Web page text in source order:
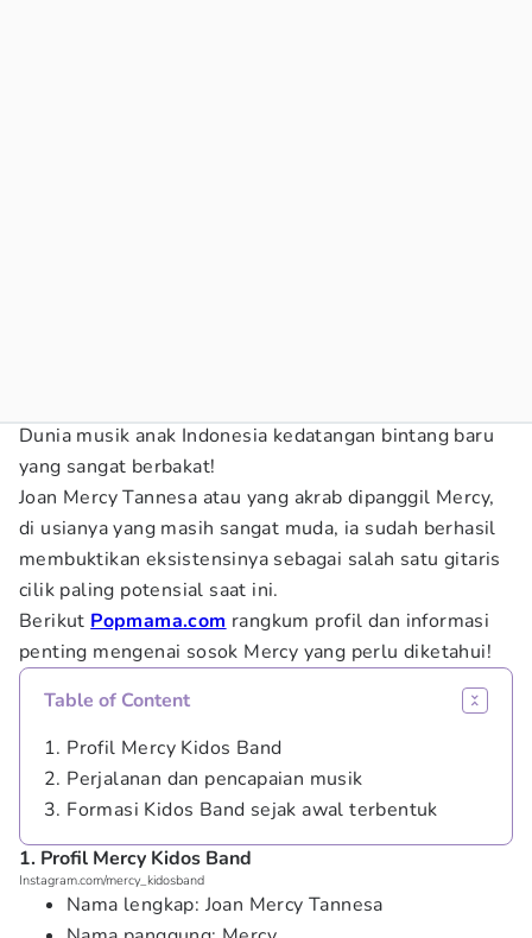
Dunia musik anak Indonesia kedatangan bintang baru
yang sangat berbakat!
Joan Mercy Tannesa atau yang akrab dipanggil Mercy,
di usianya yang masih sangat muda, ia sudah berhasil
membuktikan eksistensinya sebagai salah satu gitaris
cilik paling potensial saat ini.
Berikut Popmama.com rangkum profil dan informasi
penting mengenai sosok Mercy yang perlu diketahui!
Table of Content
1. Profil Mercy Kidos Band
2. Perjalanan dan pencapaian musik
3. Formasi Kidos Band sejak awal terbentuk
1. Profil Mercy Kidos Band
Instagram.com/mercy_kidosband
Nama lengkap: Joan Mercy Tannesa